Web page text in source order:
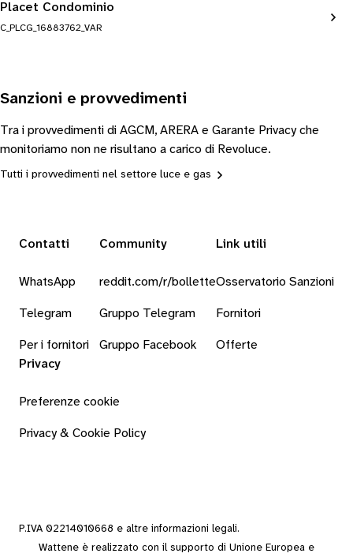
Placet Condominio
C_PLCG_16883762_VAR
Sanzioni e provvedimenti
Tra i provvedimenti di AGCM, ARERA e Garante Privacy che
monitoriamo non ne risultano a carico di Revoluce.
Tutti i provvedimenti nel settore luce e gas
Contatti
WhatsApp
Telegram
Per i fornitori
Community
reddit.com/r/bollette
Gruppo Telegram
Gruppo Facebook
Link utili
Osservatorio Sanzioni
Fornitori
Offerte
Privacy
Preferenze cookie
Privacy & Cookie Policy
P.IVA 02214010668 e altre informazioni legali.
Wattene è realizzato con il supporto di Unione Europea e